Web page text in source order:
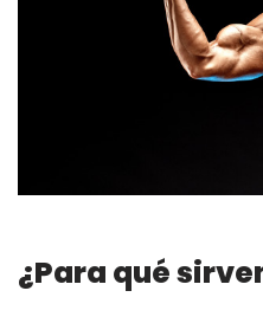
¿Para qué